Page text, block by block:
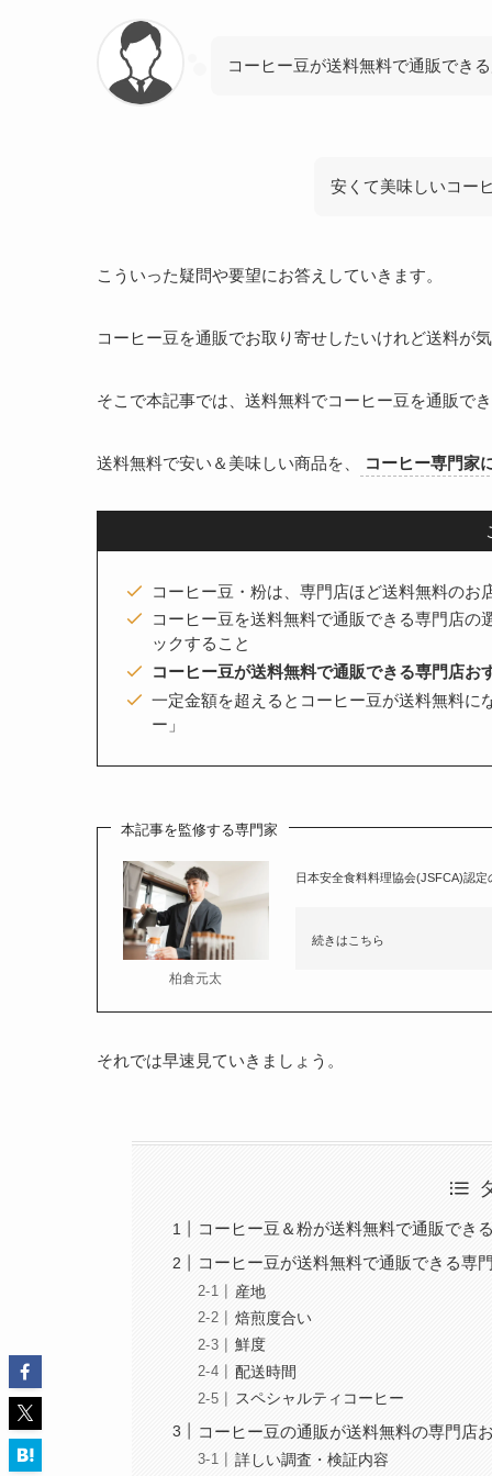
コーヒー豆が送料無料で通販でき
安くて美味しいコー
こういった疑問や要望にお答えしていきます。
コーヒー豆を通販でお取り寄せしたいけれど送料が
そこで本記事では、送料無料でコーヒー豆を通販で
送料無料で安い＆美味しい商品を、 コーヒー専門家
コーヒー豆・粉は、専門店ほど送料無料のお
コーヒー豆を送料無料で通販できる専門店
ックすること
コーヒー豆が送料無料で通販できる専門店お
一定金額を超えるとコーヒー豆が送料無料に
ー」
本記事を監修する専門家
柏倉元太
日本安全食料料理協会(JSFCA)認
続きはこちら
それでは早速見ていきましょう。
コーヒー豆＆粉が送料無料で通販でき
コーヒー豆が送料無料で通販できる専
産地
焙煎度合い
鮮度
配送時間
スペシャルティコーヒー
コーヒー豆の通販が送料無料の専門店
詳しい調査・検証内容